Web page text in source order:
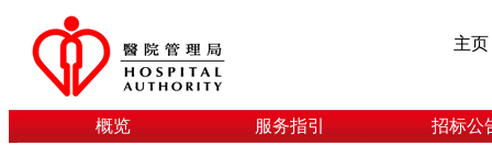
主页
概览 服务指引 招标公